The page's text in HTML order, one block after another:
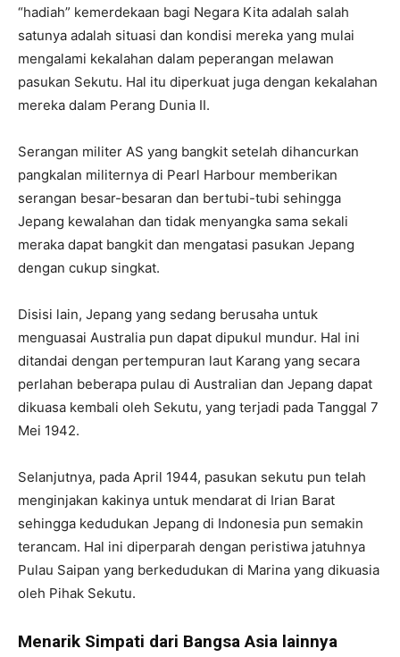
“hadiah” kemerdekaan bagi Negara Kita adalah salah
satunya adalah situasi dan kondisi mereka yang mulai
mengalami kekalahan dalam peperangan melawan
pasukan Sekutu. Hal itu diperkuat juga dengan kekalahan
mereka dalam Perang Dunia II.
Serangan militer AS yang bangkit setelah dihancurkan
pangkalan militernya di Pearl Harbour memberikan
serangan besar-besaran dan bertubi-tubi sehingga
Jepang kewalahan dan tidak menyangka sama sekali
meraka dapat bangkit dan mengatasi pasukan Jepang
dengan cukup singkat.
Disisi lain, Jepang yang sedang berusaha untuk
menguasai Australia pun dapat dipukul mundur. Hal ini
ditandai dengan pertempuran laut Karang yang secara
perlahan beberapa pulau di Australian dan Jepang dapat
dikuasa kembali oleh Sekutu, yang terjadi pada Tanggal 7
Mei 1942.
Selanjutnya, pada April 1944, pasukan sekutu pun telah
menginjakan kakinya untuk mendarat di Irian Barat
sehingga kedudukan Jepang di Indonesia pun semakin
terancam. Hal ini diperparah dengan peristiwa jatuhnya
Pulau Saipan yang berkedudukan di Marina yang dikuasia
oleh Pihak Sekutu.
Menarik Simpati dari Bangsa Asia lainnya